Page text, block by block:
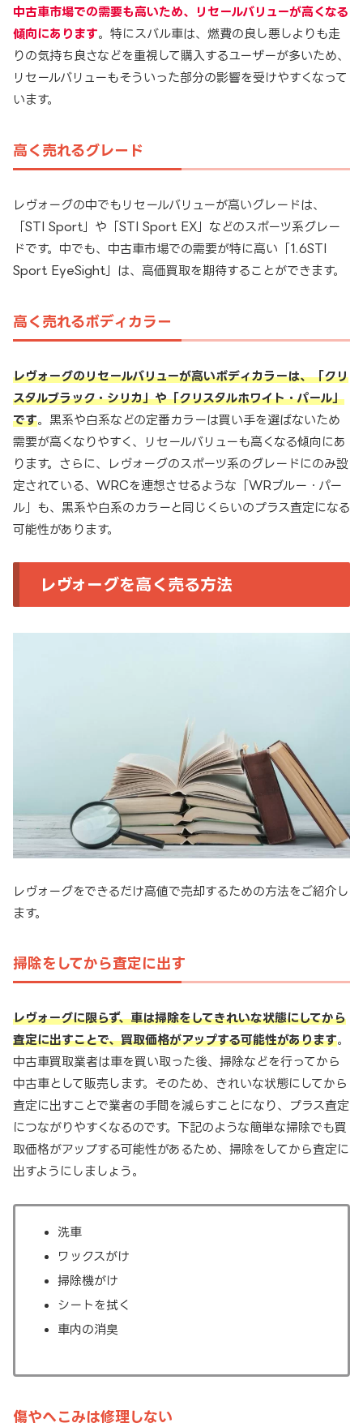
中古車市場での需要も高いため、リセールバリューが高くなる
傾向にあります。特にスバル車は、燃費の良し悪しよりも走
りの気持ち良さなどを重視して購入するユーザーが多いため、
リセールバリューもそういった部分の影響を受けやすくなって
います。
高く売れるグレード
レヴォーグの中でもリセールバリューが高いグレードは、
「STI Sport」や「STI Sport EX」などのスポーツ系グレー
ドです。中でも、中古車市場での需要が特に高い「1.6STI
Sport EyeSight」は、高価買取を期待することができます。
高く売れるボディカラー
レヴォーグのリセールバリューが高いボディカラーは、「クリ
スタルブラック・シリカ」や「クリスタルホワイト・パール」
です。黒系や白系などの定番カラーは買い手を選ばないため
需要が高くなりやすく、リセールバリューも高くなる傾向にあ
ります。さらに、レヴォーグのスポーツ系のグレードにのみ設
定されている、WRCを連想させるような「WRブルー・パー
ル」も、黒系や白系のカラーと同じくらいのプラス査定になる
可能性があります。
レヴォーグを高く売る方法
レヴォーグをできるだけ高値で売却するための方法をご紹介し
ます。
掃除をしてから査定に出す
レヴォーグに限らず、車は掃除をしてきれいな状態にしてから
査定に出すことで、買取価格がアップする可能性があります。
中古車買取業者は車を買い取った後、掃除などを行ってから
中古車として販売します。そのため、きれいな状態にしてから
査定に出すことで業者の手間を減らすことになり、プラス査定
につながりやすくなるのです。下記のような簡単な掃除でも買
取価格がアップする可能性があるため、掃除をしてから査定に
出すようにしましょう。
洗車
ワックスがけ
掃除機がけ
シートを拭く
車内の消臭
傷やへこみは修理しない